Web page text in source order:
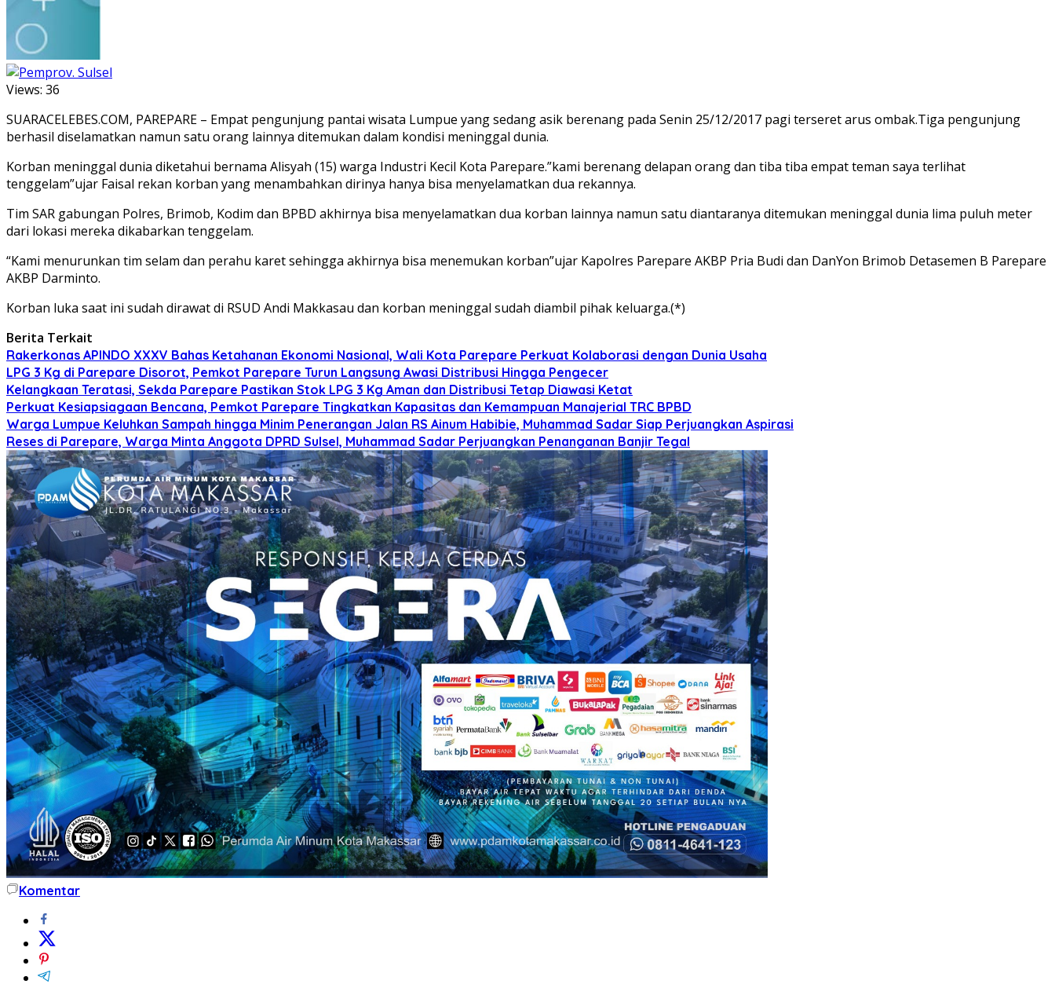
Views: 36
SUARACELEBES.COM, PAREPARE – Empat pengunjung pantai wisata Lumpue yang sedang asik berenang pada Senin 25/12/2017 pagi terseret arus ombak.Tiga pengunjung
berhasil diselamatkan namun satu orang lainnya ditemukan dalam kondisi meninggal dunia.
Korban meninggal dunia diketahui bernama Alisyah (15) warga Industri Kecil Kota Parepare.”kami berenang delapan orang dan tiba tiba empat teman saya terlihat
tenggelam”ujar Faisal rekan korban yang menambahkan dirinya hanya bisa menyelamatkan dua rekannya.
Tim SAR gabungan Polres, Brimob, Kodim dan BPBD akhirnya bisa menyelamatkan dua korban lainnya namun satu diantaranya ditemukan meninggal dunia lima puluh meter
dari lokasi mereka dikabarkan tenggelam.
“Kami menurunkan tim selam dan perahu karet sehingga akhirnya bisa menemukan korban”ujar Kapolres Parepare AKBP Pria Budi dan DanYon Brimob Detasemen B Parepare
AKBP Darminto.
Korban luka saat ini sudah dirawat di RSUD Andi Makkasau dan korban meninggal sudah diambil pihak keluarga.(*)
Berita Terkait
Rakerkonas APINDO XXXV Bahas Ketahanan Ekonomi Nasional, Wali Kota Parepare Perkuat Kolaborasi dengan Dunia Usaha
LPG 3 Kg di Parepare Disorot, Pemkot Parepare Turun Langsung Awasi Distribusi Hingga Pengecer
Kelangkaan Teratasi, Sekda Parepare Pastikan Stok LPG 3 Kg Aman dan Distribusi Tetap Diawasi Ketat
Perkuat Kesiapsiagaan Bencana, Pemkot Parepare Tingkatkan Kapasitas dan Kemampuan Manajerial TRC BPBD
Warga Lumpue Keluhkan Sampah hingga Minim Penerangan Jalan RS Ainum Habibie, Muhammad Sadar Siap Perjuangkan Aspirasi
Reses di Parepare, Warga Minta Anggota DPRD Sulsel, Muhammad Sadar Perjuangkan Penanganan Banjir Tegal
Komentar